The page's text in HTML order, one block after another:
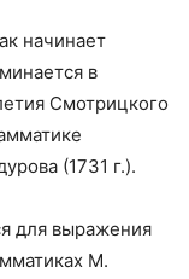
начинает
в
Смотрицкого
(1731 г.).
для выражения
М.